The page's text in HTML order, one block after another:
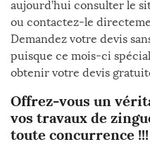
aujourd’hui consulter le
ou contactez-le
Demandez votre devis
puisque ce mois-ci
obtenir votre devis
Offrez-vous un
vos travaux de
toute concurrence !!!